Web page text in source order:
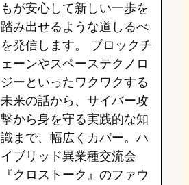
もが安心して新しい一歩を
踏み出せるような道しるべ
を発信します。 ブロックチ
ェーンやスペーステクノロ
ジーといったワクワクする
未来の話から、サイバー攻
撃から身を守る実践的な知
識まで、幅広くカバー。ハ
イブリッド異業種交流会
『クロストーク』のファウ